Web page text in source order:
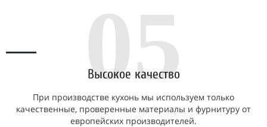
05
Высокое качество
При производстве кухонь мы используем только
качественные, проверенные материалы и фурнитуру от
европейских производителей.